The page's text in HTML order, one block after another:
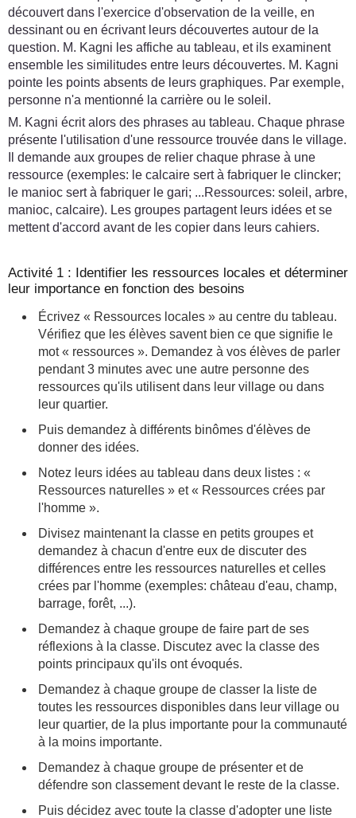
découvert dans l'exercice d'observation de la veille, en
dessinant ou en écrivant leurs découvertes autour de la
question. M. Kagni les affiche au tableau, et ils examinent
ensemble les similitudes entre leurs découvertes. M. Kagni
pointe les points absents de leurs graphiques. Par exemple,
personne n'a mentionné la carrière ou le soleil.
M. Kagni écrit alors des phrases au tableau. Chaque phrase
présente l'utilisation d'une ressource trouvée dans le village.
Il demande aux groupes de relier chaque phrase à une
ressource (exemples: le calcaire sert à fabriquer le clincker;
le manioc sert à fabriquer le gari; ...Ressources: soleil, arbre,
manioc, calcaire). Les groupes partagent leurs idées et se
mettent d'accord avant de les copier dans leurs cahiers.
Activité 1 : Identifier les ressources locales et déterminer
leur importance en fonction des besoins
Écrivez « Ressources locales » au centre du tableau.
Vérifiez que les élèves savent bien ce que signifie le
mot « ressources ». Demandez à vos élèves de parler
pendant 3 minutes avec une autre personne des
ressources qu'ils utilisent dans leur village ou dans
leur quartier.
Puis demandez à différents binômes d'élèves de
donner des idées.
Notez leurs idées au tableau dans deux listes : «
Ressources naturelles » et « Ressources crées par
l'homme ».
Divisez maintenant la classe en petits groupes et
demandez à chacun d'entre eux de discuter des
différences entre les ressources naturelles et celles
crées par l'homme (exemples: château d'eau, champ,
barrage, forêt, ...).
Demandez à chaque groupe de faire part de ses
réflexions à la classe. Discutez avec la classe des
points principaux qu'ils ont évoqués.
Demandez à chaque groupe de classer la liste de
toutes les ressources disponibles dans leur village ou
leur quartier, de la plus importante pour la communauté
à la moins importante.
Demandez à chaque groupe de présenter et de
défendre son classement devant le reste de la classe.
Puis décidez avec toute la classe d'adopter une liste